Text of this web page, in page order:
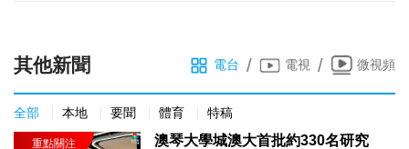
其他新聞 電台 / 電視 / 微視頻
全部 本地 要聞 體育 特稿
澳琴大學城澳大首批約330名研究